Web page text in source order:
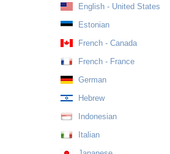
English - United States
Estonian
French - Canada
French - France
German
Hebrew
Indonesian
Italian